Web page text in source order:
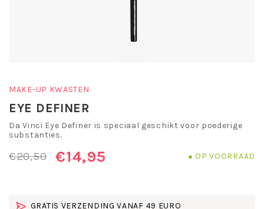
MAKE-UP KWASTEN
EYE DEFINER
Da Vinci Eye Definer is speciaal geschikt voor poederige
substanties.
€20,50 €14,95 OP VOORRAAD
GRATIS VERZENDING VANAF 49 EURO